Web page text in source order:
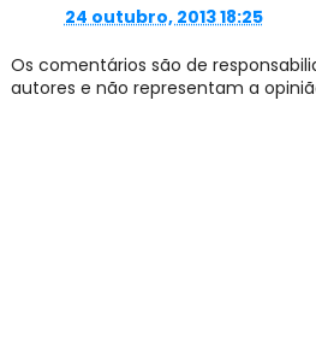
24 outubro, 2013 18:25
Os comentários são de
autores e não representam a